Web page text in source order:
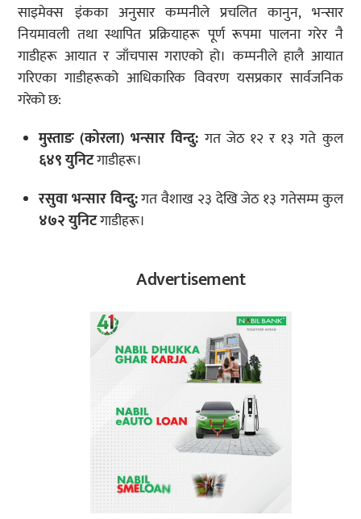
साइमेक्स इंकका अनुसार कम्पनीले प्रचलित कानुन, भन्सार
नियमावली तथा स्थापित प्रक्रियाहरू पूर्ण रूपमा पालना गरेर नै
गाडीहरू आयात र जाँचपास गराएको हो। कम्पनीले हालै आयात
गरिएका गाडीहरूको आधिकारिक विवरण यसप्रकार सार्वजनिक
गरेको छ:
मुस्ताङ (कोरला) भन्सार विन्दु: गत जेठ १२ र १३ गते कुल
६४९ युनिटगाडीहरू।
रसुवा भन्सार विन्दु:गत वैशाख २३ देखि जेठ १३ गतेसम्म कुल
४७२ युनिटगाडीहरू।
Advertisement